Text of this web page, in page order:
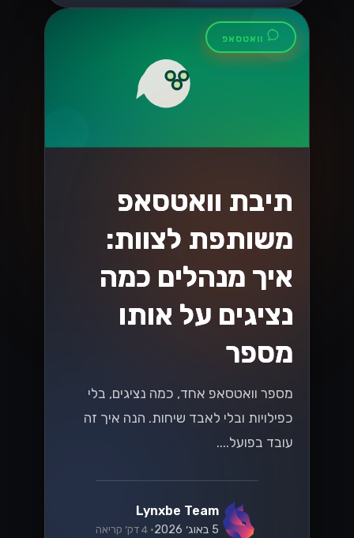
וואטסאפ
תיבת וואטסאפ
משותפת לצוות:
איך מנהלים כמה
נציגים על אותו
מספר
מספר וואטסאפ אחד, כמה נציגים, בלי
כפילויות ובלי לאבד שיחות. הנה איך זה
עובד בפועל....
Lynxbe Team
5 באוג׳ 2026 • 4 דק׳ קריאה